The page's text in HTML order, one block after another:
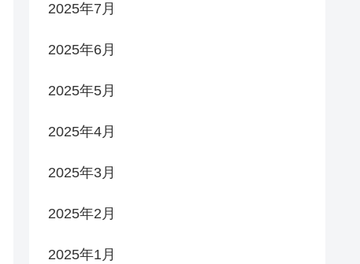
2025年7月
2025年6月
2025年5月
2025年4月
2025年3月
2025年2月
2025年1月